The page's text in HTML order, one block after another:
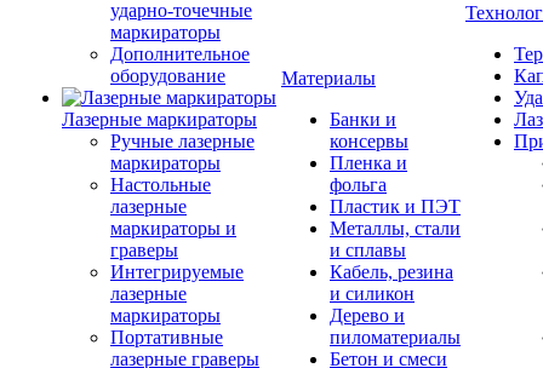
ударно-точечные
маркираторы
Дополнительное
оборудование
Лазерные маркираторы
Ручные лазерные
маркираторы
Настольные
лазерные
маркираторы и
граверы
Интегрируемые
лазерные
маркираторы
Портативные
лазерные граверы
Материалы
Банки и
консервы
Пленка и
фольга
Пластик и ПЭТ
Металлы, стали
и сплавы
Кабель, резина
и силикон
Дерево и
пиломатериалы
Бетон и смеси